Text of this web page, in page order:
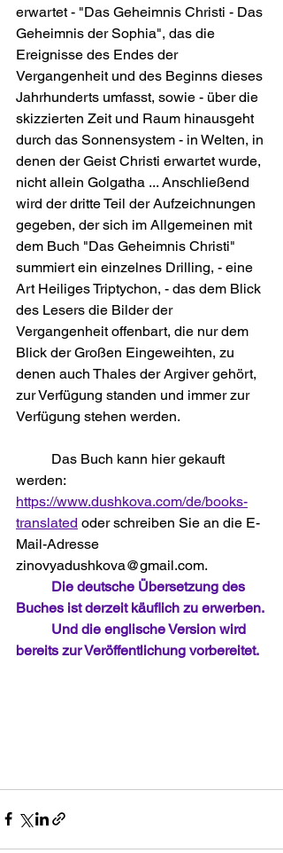
erwartet - "Das Geheimnis Christi - Das
Geheimnis der Sophia", das die
Ereignisse des Endes der
Vergangenheit und des Beginns dieses
Jahrhunderts umfasst, sowie - über die
skizzierten Zeit und Raum hinausgeht
durch das Sonnensystem - in Welten, in
denen der Geist Christi erwartet wurde,
nicht allein Golgatha ... Anschließend
wird der dritte Teil der Aufzeichnungen
gegeben, der sich im Allgemeinen mit
dem Buch "Das Geheimnis Christi"
summiert ein einzelnes Drilling, - eine
Art Heiliges Triptychon, - das dem Blick
des Lesers die Bilder der
Vergangenheit offenbart, die nur dem
Blick der Großen Eingeweihten, zu
denen auch Thales der Argiver gehört,
zur Verfügung standen und immer zur
Verfügung stehen werden.
werden:
https://www.dushkova.com/de/books-
translated oder schreiben Sie an die E-
Mail-Adresse
zinovyadushkova@gmail.com.
Die deutsche Übersetzung des
Buches ist derzeit käuflich zu erwerben.
bereits zur Veröffentlichung vorbereitet.